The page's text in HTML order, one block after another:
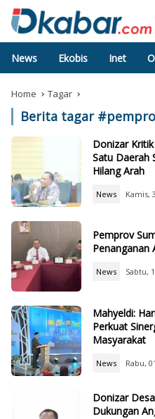
News Ekobis Inet
Home Tagar
Berita tagar #
Donizar
Satu Daerah
Hilang Arah
News Kamis,
Pemprov
Penanganan
News Sabtu,
Mahyeldi:
Perkuat
Masyarakat
News Rabu,
Donizar
Dukungan